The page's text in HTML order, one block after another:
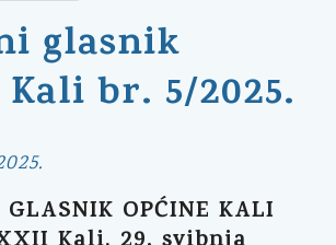
glasnik
br. 5/2025.
GLASNIK OPĆINE KALI